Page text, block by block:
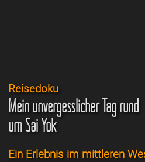
Reisedoku
Mein unvergesslicher Tag rund
um Sai Yok
Ein Erlebnis im mittleren